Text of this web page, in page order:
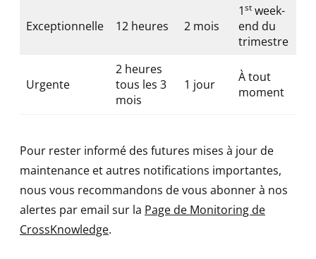
Exceptionnelle 12 heures 2 mois
1st week-
end du
trimestre
Urgente
2 heures
tous les 3
mois
1 jour
À tout
moment
Pour rester informé des futures mises à jour de
maintenance et autres notifications importantes,
nous vous recommandons de vous abonner à nos
alertes par email sur la Page de Monitoring de
CrossKnowledge.